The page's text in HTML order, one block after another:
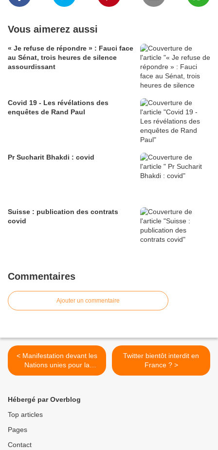
Vous aimerez aussi
« Je refuse de répondre » : Fauci face
au Sénat, trois heures de silence
assourdissant
Covid 19 - Les révélations des
enquêtes de Rand Paul
Pr Sucharit Bhakdi : covid
Suisse : publication des contrats
covid
Commentaires
Ajouter un commentaire
< Manifestation devant les
Nations unies pour la
"souveraineté des nations"
Twitter bientôt interdit en
France ? >
Hébergé par Overblog
Top articles
Pages
Contact